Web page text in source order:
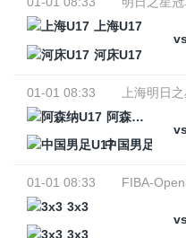
上海U17
河床U17
01-01 08:33
上海明日
阿森纳U17
中国男足U17
01-01 08:33
FIBA-
3x3
3x3